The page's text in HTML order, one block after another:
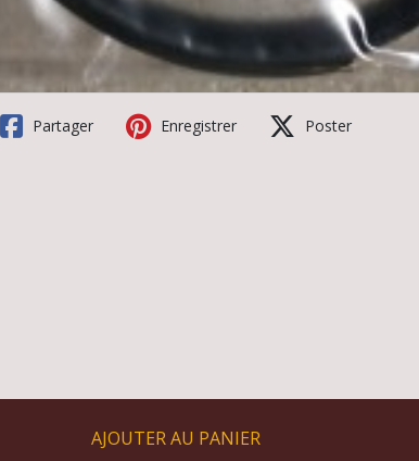
Partager Enregistrer Poster
AJOUTER AU PANIER